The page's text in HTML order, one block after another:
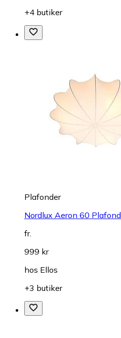
+4 butiker
Plafonder
Nordlux Aeron 60 Plafond
fr.
999 kr
hos Ellos
+3 butiker